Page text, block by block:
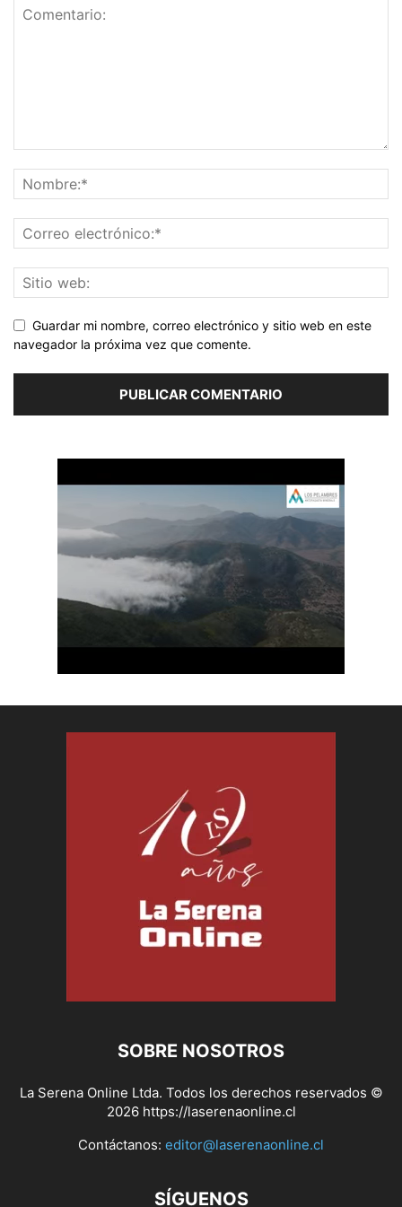
Guardar mi nombre, correo electrónico y sitio web en este
navegador la próxima vez que comente.
SOBRE NOSOTROS
La Serena Online Ltda. Todos los derechos reservados ©
2026 https://laserenaonline.cl
Contáctanos: editor@laserenaonline.cl
SÍGUENOS